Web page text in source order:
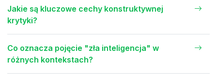
Jakie są kluczowe cechy konstruktywnej
krytyki?
Co oznacza pojęcie "zła inteligencja" w
różnych kontekstach?